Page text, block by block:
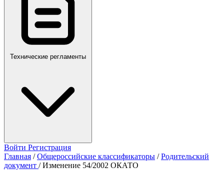
Технические регламенты
Войти Регистрация
Главная / Общероссийские классификаторы / Родительский
документ / Изменение 54/2002 ОКАТО